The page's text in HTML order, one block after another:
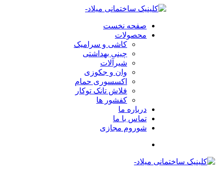
صفحه نخست
محصولات
کاشی و سرامیک
چینی بهداشتی
شیرآلات
وان و جکوزی
اکسسوری حمام
فلاش تانک توکار
کفشور ها
درباره ما
تماس با ما
شوروم مجازی